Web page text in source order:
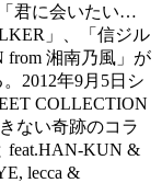
君に会いたい…
」、「信ジル
from 湘南乃風」が
2012年9月5日シ
COLLECTION
ない奇跡のコラ
feat.HAN-KUN &
lecca &